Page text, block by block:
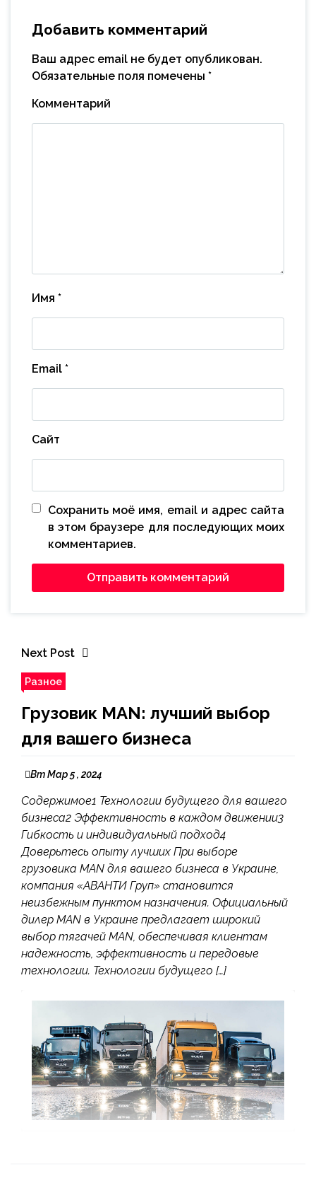
Добавить комментарий
Ваш адрес email не будет опубликован.
Обязательные поля помечены *
Комментарий
Имя *
Email *
Сайт
Сохранить моё имя, email и адрес сайта
в этом браузере для последующих моих
комментариев.
Next Post
Разное
Грузовик MAN: лучший выбор
для вашего бизнеса
Вт Мар 5 , 2024
Содержимое1 Технологии будущего для вашего
бизнеса2 Эффективность в каждом движении3
Гибкость и индивидуальный подход4
Доверьтесь опыту лучших При выборе
грузовика MAN для вашего бизнеса в Украине,
компания «АВАНТИ Груп» становится
неизбежным пунктом назначения. Официальный
дилер MAN в Украине предлагает широкий
выбор тягачей MAN, обеспечивая клиентам
надежность, эффективность и передовые
технологии. Технологии будущего […]